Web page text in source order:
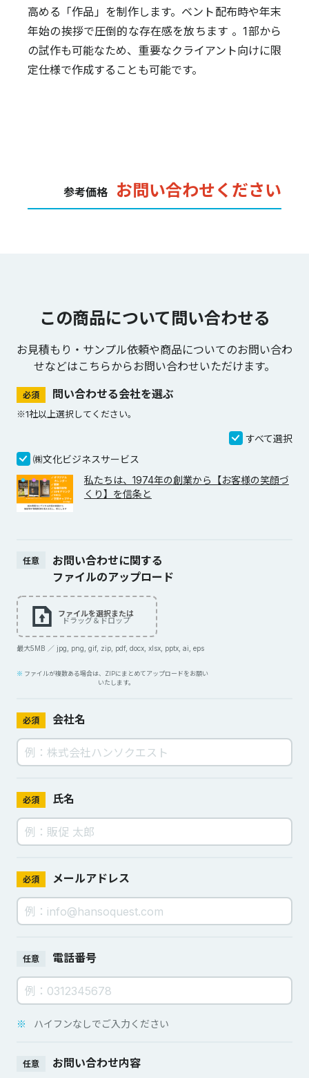
高める「作品」を制作します。ベント配布時や年末
年始の挨拶で圧倒的な存在感を放ちます 。1部から
の試作も可能なため、重要なクライアント向けに限
定仕様で作成することも可能です。
参考価格 お問い合わせください
この商品について問い合わせる
お見積もり・サンプル依頼や商品についてのお問い合わ
せなどは こちらからお問い合わせいただけます。
必須 問い合わせる会社を選ぶ
※1社以上選択してください。
すべて選択
㈱文化ビジネスサービス
私たちは、1974年の創業から【お客様の笑顔づ
くり】を信条と
任意
お問い合わせに関する
ファイルのアップロード
ファイルを選択または
ドラッグ＆ドロップ
最大5MB ／ jpg, png, gif, zip, pdf, docx, xlsx, pptx, ai, eps
ファイルが複数ある場合は、ZIPにまとめてアップロードをお願い
いたします。
必須 会社名
必須 氏名
必須 メールアドレス
任意 電話番号
※ ハイフンなしでご入力ください
任意 お問い合わせ内容